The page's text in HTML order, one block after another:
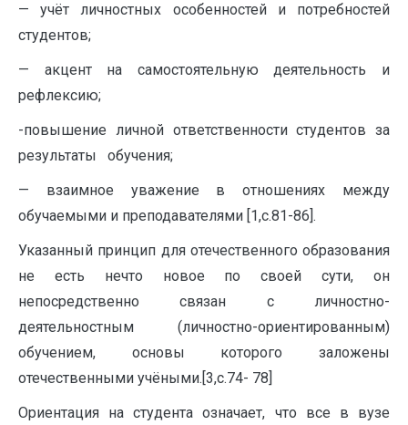
— учёт личностных особенностей и потребностей
студентов;
— акцент на самостоятельную деятельность и
рефлексию;
-повышение личной ответственности студентов за
результаты обучения;
— взаимное уважение в отношениях между
обучаемыми и преподавателями [1,с.81-86].
Указанный принцип для отечественного образования
не есть нечто новое по своей сути, он
непосредственно связан с личностно-
деятельностным (личностно-ориентированным)
обучением, основы которого заложены
отечественными учёными.[3,с.74- 78]
Ориентация на студента означает, что все в вузе